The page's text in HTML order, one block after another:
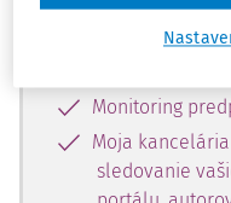
Monitoring
Moja
sledovanie